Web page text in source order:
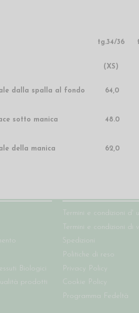
tg.34/36
(XS)
dalla spalla al fondo 64,0
sotto manica 48.0
della manica 62,0
Biologici
prodotti
Termini e condizioni d'
Termini e condizioni di
Spedizioni
Politiche di reso
Privacy Policy
Cookie Policy
Programma Fedeltà